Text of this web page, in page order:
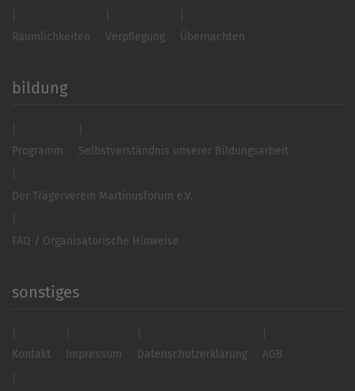
Räumlichkeiten Verpflegung Übernachten
bildung
Programm Selbstverständnis unserer Bildungsarbeit
Der Trägerverein Martinusforum e.V.
FAQ / Organisatorische Hinweise
sonstiges
Kontakt Impressum Datenschutzerklärung AGB